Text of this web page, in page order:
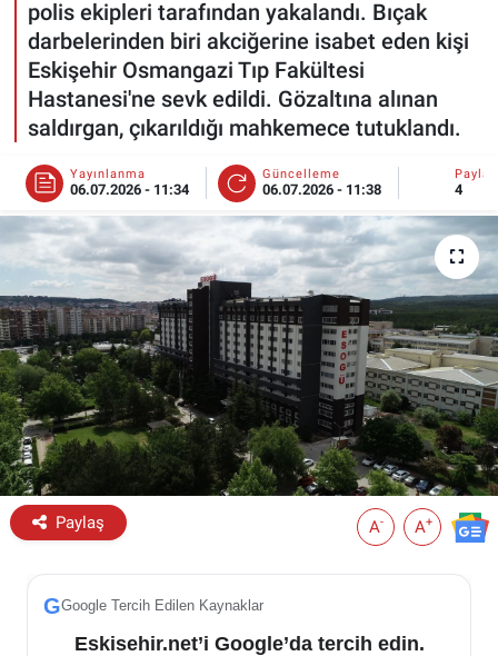
polis ekipleri tarafından yakalandı. Bıçak
darbelerinden biri akciğerine isabet eden kişi
Eskişehir Osmangazi Tıp Fakültesi
Hastanesi'ne sevk edildi. Gözaltına alınan
saldırgan, çıkarıldığı mahkemece tutuklandı.
Yayınlanma
06.07.2026 - 11:34
Güncelleme
06.07.2026 - 11:38 4
Paylaş A- A+
GGoogle Tercih Edilen Kaynaklar
Eskisehir.net’i Google’da tercih edin.
TEKNOLOJİ
YEMEK
Eskişehir Haber İçerikleri
Eskişehir Hava Durumu
Eskişehir Tramvay Saatleri
Eskişehir Otobüs Saatleri
Son Dakika Haberleri
Haber Arşivi